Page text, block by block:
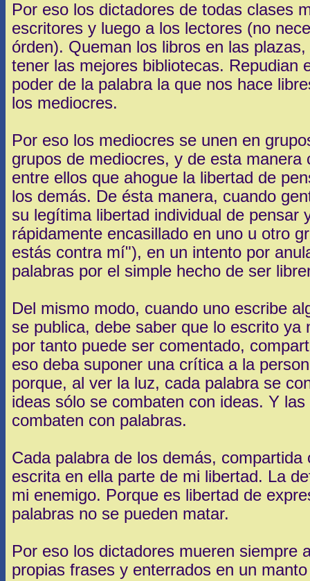
Por eso los dictadores de todas clases
escritores y luego a los lectores (no
órden). Queman los libros en las
tener las mejores bibliotecas. Repudian
poder de la palabra la que nos hace
los mediocres.
Por eso los mediocres se unen en
grupos de mediocres, y de esta manera
entre ellos que ahogue la libertad de
los demás. De ésta manera, cuando
su legítima libertad individual de pensar
rápidamente encasillado en uno u otro
estás contra mí"), en un intento por
palabras por el simple hecho de ser
Del mismo modo, cuando uno escribe
se publica, debe saber que lo escrito ya
por tanto puede ser comentado,
eso deba suponer una crítica a la
porque, al ver la luz, cada palabra se
ideas sólo se combaten con ideas. Y
combaten con palabras.
Cada palabra de los demás, compartida
escrita en ella parte de mi libertad. La
mi enemigo. Porque es libertad de
palabras no se pueden matar.
Por eso los dictadores mueren siempre
propias frases y enterrados en un